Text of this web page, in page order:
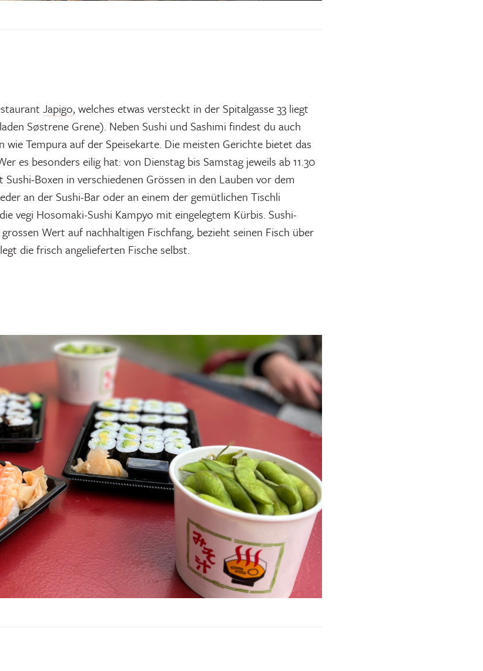
Japigo, welches etwas versteckt in der Spitalgasse 33 liegt
Søstrene Grene). Neben Sushi und Sashimi findest du auch
wie Tempura auf der Speisekarte. Die meisten Gerichte bietet das
es besonders eilig hat: von Dienstag bis Samstag jeweils ab 11.30
Boxen in verschiedenen Grössen in den Lauben vor dem
an der Sushi-Bar oder an einem der gemütlichen Tischli
vegi Hosomaki-Sushi Kampyo mit eingelegtem Kürbis. Sushi-
Wert auf nachhaltigen Fischfang, bezieht seinen Fisch über
die frisch angelieferten Fische selbst.